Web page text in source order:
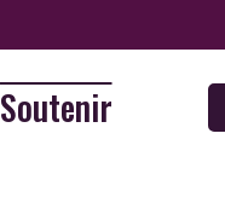
Soutenir